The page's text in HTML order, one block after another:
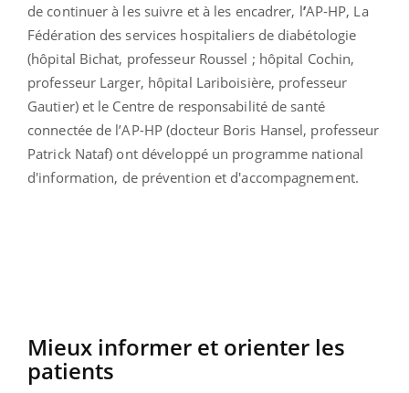
de continuer à les suivre et à les encadrer, l’AP-HP, La
Fédération des services hospitaliers de diabétologie
(hôpital Bichat, professeur Roussel ; hôpital Cochin,
professeur Larger, hôpital Lariboisière, professeur
Gautier) et le Centre de responsabilité de santé
connectée de l’AP-HP (docteur Boris Hansel, professeur
Patrick Nataf) ont développé un programme national
d'information, de prévention et d'accompagnement.
Mieux informer et orienter les
patients